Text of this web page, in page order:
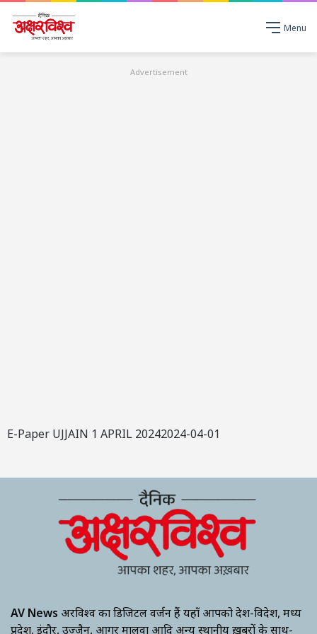
Menu
Advertisement
E-Paper UJJAIN 1 APRIL 20242024-04-01
AV News अक्षरविश्व का डिजिटल वर्जन हैं यहाँ आपको देश-विदेश, मध्य
प्रदेश, इंदौर, उज्जैन, आगर मालवा आदि अन्य स्थानीय ख़बरों के साथ-